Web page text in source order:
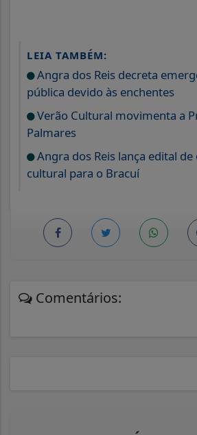
LEIA TAMBÉM:
Angra dos Reis decreta
pública devido às enchentes
Verão Cultural movimenta a
Palmares
Angra dos Reis lança edital
cultural para o Bracuí
Comentários: